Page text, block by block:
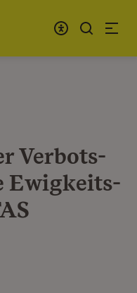
Verbots-
Ewigkeits-